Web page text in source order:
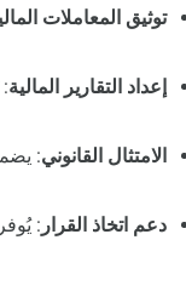
توثيق المعاملات
إعداد التقارير المالية
الامتثال القانوني:
دعم اتخاذ القرار :